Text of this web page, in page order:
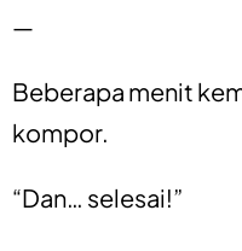
—
Beberapa menit
kompor.
“Dan… selesai!”